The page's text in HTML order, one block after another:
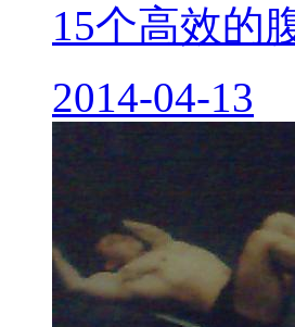
15个高效的
2014-04-13